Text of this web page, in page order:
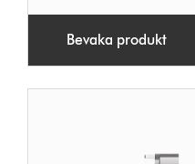
Bevaka produkt